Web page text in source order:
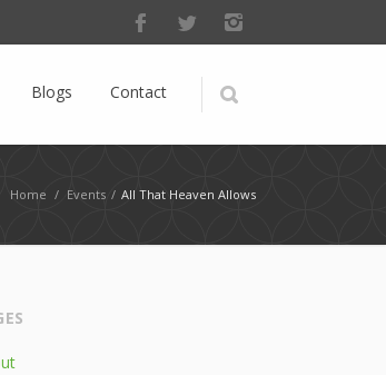
Blogs Contact
Home / Events / All That Heaven Allows